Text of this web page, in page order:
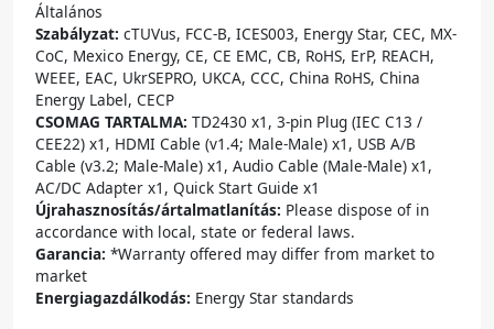
Általános
Szabályzat: cTUVus, FCC-B, ICES003, Energy Star, CEC, MX-
CoC, Mexico Energy, CE, CE EMC, CB, RoHS, ErP, REACH,
WEEE, EAC, UkrSEPRO, UKCA, CCC, China RoHS, China
Energy Label, CECP
CSOMAG TARTALMA: TD2430 x1, 3-pin Plug (IEC C13 /
CEE22) x1, HDMI Cable (v1.4; Male-Male) x1, USB A/B
Cable (v3.2; Male-Male) x1, Audio Cable (Male-Male) x1,
AC/DC Adapter x1, Quick Start Guide x1
Újrahasznosítás/ártalmatlanítás: Please dispose of in
accordance with local, state or federal laws.
Garancia: *Warranty offered may differ from market to
market
Energiagazdálkodás: Energy Star standards